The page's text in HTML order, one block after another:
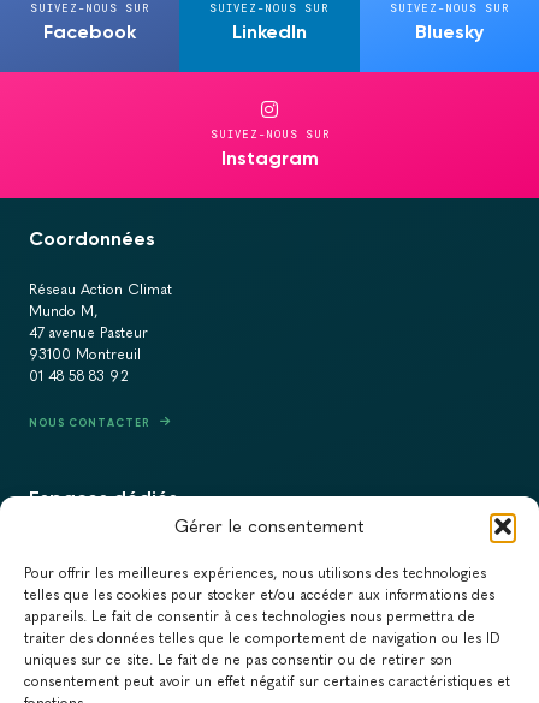
Gérer le consentement
Pour offrir les meilleures expériences, nous utilisons des technologies
telles que les cookies pour stocker et/ou accéder aux informations des
appareils. Le fait de consentir à ces technologies nous permettra de
traiter des données telles que le comportement de navigation ou les ID
uniques sur ce site. Le fait de ne pas consentir ou de retirer son
consentement peut avoir un effet négatif sur certaines caractéristiques et
SUIVEZ-NOUS SUR
Facebook
SUIVEZ-NOUS SUR
LinkedIn
SUIVEZ-NOUS SUR
Bluesky
SUIVEZ-NOUS SUR
Instagram
Coordonnées
Réseau Action Climat
Mundo M,
47 avenue Pasteur
93100 Montreuil
01 48 58 83 92
NOUS CONTACTER
Espaces dédiés
RECRUTEMENT
ACTUALITÉS
NEWSLETTER